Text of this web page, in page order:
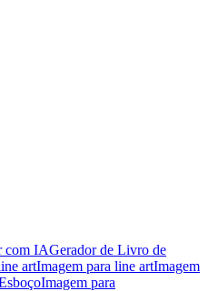
com IAGerador de Livro de
artImagem para line artImagem
Imagem para